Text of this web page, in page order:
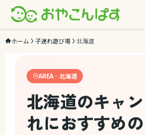
ホーム 子連れ遊び場 北海道
AREA · 北海道
北海道のキャ
れにおすすめ